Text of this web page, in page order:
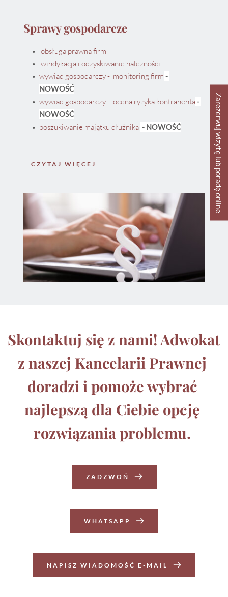
Sprawy gospodarcze
obsługa prawna firm
windykacja i odzyskiwanie należności
wywiad gospodarczy -  monitoring firm -
NOWOŚĆ
wywiad gospodarczy -  ocena ryzyka kontrahenta -
NOWOŚĆ
poszukiwanie majątku dłużnika - NOWOŚĆ
CZYTAJ WIĘCEJ
Skontaktuj się z nami! Adwokat
z naszej Kancelarii Prawnej
doradzi i pomoże wybrać
najlepszą dla Ciebie opcję
rozwiązania problemu.
ZADZWOŃ
WHATSAPP
NAPISZ WIADOMOŚĆ E-MAIL
Zarezerwuj wizytę lub poradę online